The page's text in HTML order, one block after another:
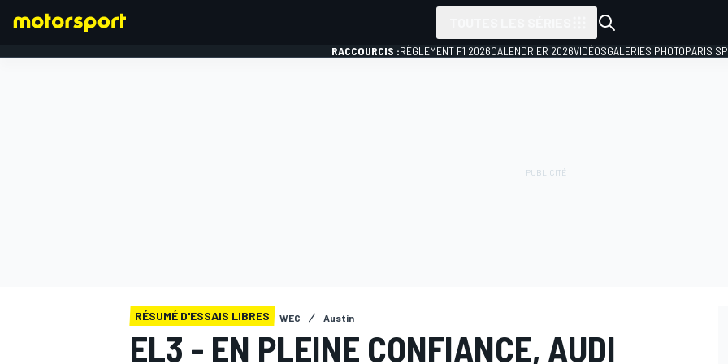
RACCOURCIS :RÈGLEMENT F1 2026CALENDRIER 2026VIDÉOSGALERIES PHOTOPARIS
RÉSUMÉ D'ESSAIS LIBRES WEC Austin
EL3 - EN PLEINE CONFIANCE, AUDI